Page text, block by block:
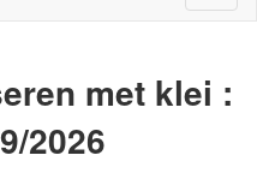
met klei :
2026